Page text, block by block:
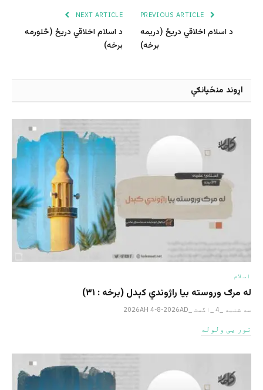
د اسلام اخلاقي دریځ (دريمه
برخه)
NEXT ARTICLE
د اسلام اخلاقي دریځ (څلورمه
برخه)
اړوند منځپانګې
اسلام
له مرګ وروسته بیا راژوندي کېدل (برخه : ۳۱)
سه شنبه _4 _اگست _2026AH 4-8-2026AD
نور یی ولوله